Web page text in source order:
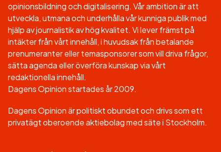
opinionsbildning och digitalisering. Vår ambition är att
utveckla, utmana och underhålla vår kunniga publik med
hjälp av journalistik av hög kvalitet. Vi lever främst på
intäkter från vårt innehåll, i huvudsak från betalande
prenumeranter eller temasponsorer som vill driva frågor,
sätta agenda eller överföra kunskap via vårt
redaktionella innehåll.
Dagens Opinion startades år 2009.
Dagens Opinion är politiskt obundet och drivs som ett
privatägt oberoende aktiebolag med säte i Stockholm.